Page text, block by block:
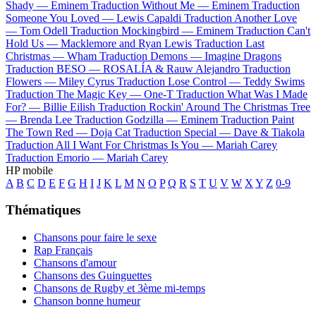
Shady — Eminem Traduction Without Me — Eminem Traduction
Someone You Loved — Lewis Capaldi Traduction Another Love
— Tom Odell Traduction Mockingbird — Eminem Traduction Can't
Hold Us — Macklemore and Ryan Lewis Traduction Last
Christmas — Wham Traduction Demons — Imagine Dragons
Traduction BESO — ROSALÍA & Rauw Alejandro Traduction
Flowers — Miley Cyrus Traduction Lose Control — Teddy Swims
Traduction The Magic Key — One-T Traduction What Was I Made
For? — Billie Eilish Traduction Rockin' Around The Christmas Tree
— Brenda Lee Traduction Godzilla — Eminem Traduction Paint
The Town Red — Doja Cat Traduction Special — Dave & Tiakola
Traduction All I Want For Christmas Is You — Mariah Carey
Traduction Emorio — Mariah Carey
HP mobile
A B C D E F G H I J K L M N O P Q R S T U V W X Y Z 0-9
Thématiques
Chansons pour faire le sexe
Rap Français
Chansons d'amour
Chansons des Guinguettes
Chansons de Rugby et 3ème mi-temps
Chanson bonne humeur